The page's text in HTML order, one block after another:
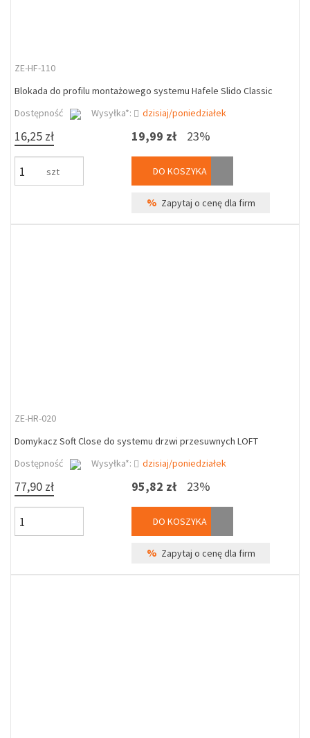
ZE-HF-110
Blokada do profilu montażowego systemu Hafele Slido Classic
Dostępność
Wysyłka*: dzisiaj/poniedziałek
16,25 zł
szt
19,99 zł 23%
DO KOSZYKA
% Zapytaj o cenę dla firm
ZE-HR-020
Domykacz Soft Close do systemu drzwi przesuwnych LOFT
Dostępność
Wysyłka*: dzisiaj/poniedziałek
77,90 zł 95,82 zł 23%
DO KOSZYKA
% Zapytaj o cenę dla firm